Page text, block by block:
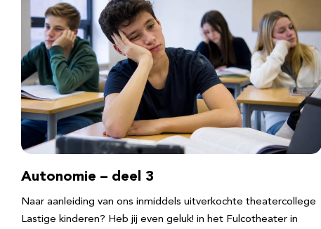
Autonomie – deel 3
Naar aanleiding van ons inmiddels uitverkochte theatercollege
Lastige kinderen? Heb jij even geluk! in het Fulcotheater in